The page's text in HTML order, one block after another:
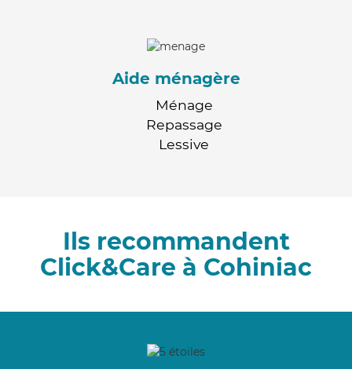
Aide ménagère
Ménage
Repassage
Lessive
Ils recommandent
Click&Care à Cohiniac